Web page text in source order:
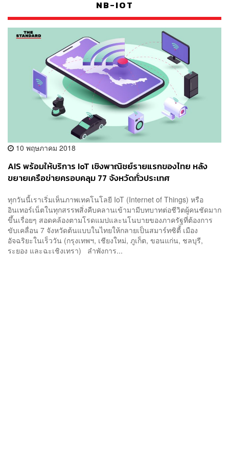
NB-IOT
10 พฤษภาคม 2018
AIS พร้อมให้บริการ IoT เชิงพาณิชย์รายแรกของไทย หลัง
ขยายเครือข่ายครอบคลุม 77 จังหวัดทั่วประเทศ
ทุกวันนี้เราเริ่มเห็นภาพเทคโนโลยี IoT (Internet of Things) หรือ
อินเทอร์เน็ตในทุกสรรพสิ่งคืบคลานเข้ามามีบทบาทต่อชีวิตผู้คนชัดมาก
ขึ้นเรื่อยๆ สอดคล้องตามโรดแมปและนโนบายของภาครัฐที่ต้องการ
ขับเคลื่อน 7 จังหวัดต้นแบบในไทยให้กลายเป็นสมาร์ทซิตี้ เมือง
อัจฉริยะในเร็ววัน (กรุงเทพฯ, เชียงใหม่, ภูเก็ต, ขอนแก่น, ชลบุรี,
ระยอง และฉะเชิงเทรา) ลำพังการ...